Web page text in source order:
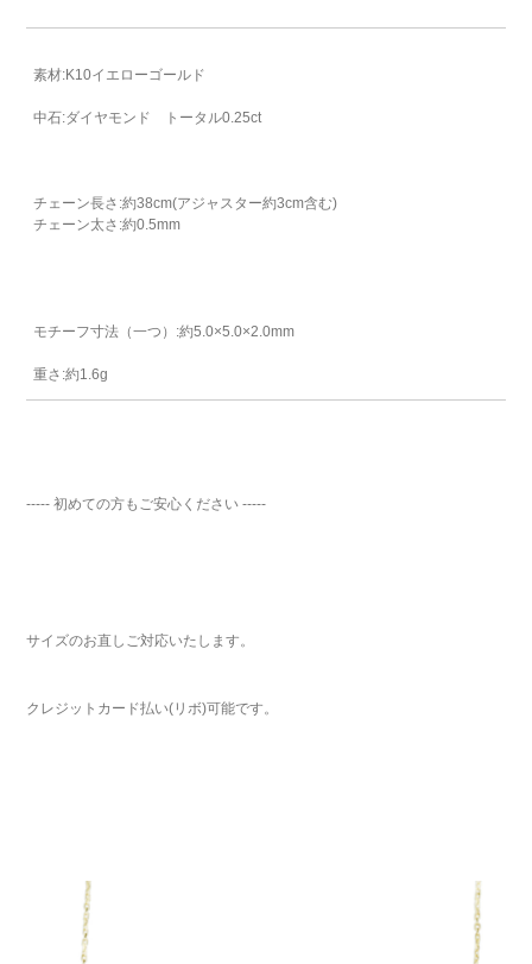
素材:K10イエローゴールド
中石:ダイヤモンド トータル0.25ct
チェーン長さ:約38cm(アジャスター約3cm含む)
チェーン太さ:約0.5mm
モチーフ寸法（一つ）:約5.0×5.0×2.0mm
重さ:約1.6g
----- 初めての方もご安心ください -----
サイズのお直しご対応いたします。
クレジットカード払い(リボ)可能です。